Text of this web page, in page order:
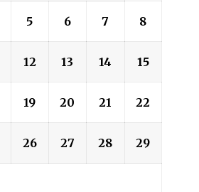
5 6 7 8
12 13 14 15
19 20 21 22
26 27 28 29